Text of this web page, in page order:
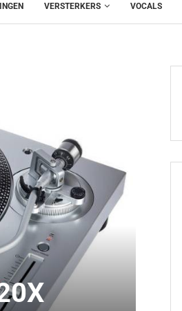
VERSTERKERS VOCALS